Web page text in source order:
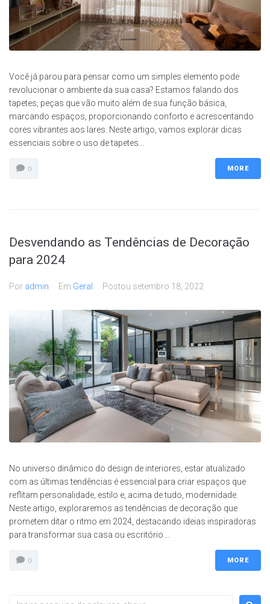
Você já parou para pensar como um simples elemento pode
revolucionar o ambiente da sua casa? Estamos falando dos
tapetes, peças que vão muito além de sua função básica,
marcando espaços, proporcionando conforto e acrescentando
cores vibrantes aos lares. Neste artigo, vamos explorar dicas
essenciais sobre o uso de tapetes...
0 MORE
Desvendando as Tendências de Decoração
para 2024
Por admin Em Geral Postou setembro 18, 2022
No universo dinâmico do design de interiores, estar atualizado
com as últimas tendências é essencial para criar espaços que
reflitam personalidade, estilo e, acima de tudo, modernidade.
Neste artigo, exploraremos as tendências de decoração que
prometem ditar o ritmo em 2024, destacando ideias inspiradoras
para transformar sua casa ou escritório....
0 MORE